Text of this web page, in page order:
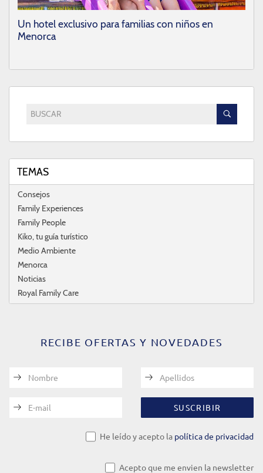
Un hotel exclusivo para familias con niños en
Menorca
BUSCAR
TEMAS
Consejos
Family Experiences
Family People
Kiko, tu guía turístico
Medio Ambiente
Menorca
Noticias
Royal Family Care
RECIBE OFERTAS Y NOVEDADES
Nombre Apellidos
E-mail SUSCRIBIR
He leído y acepto la política de privacidad
Acepto que me envien la newsletter